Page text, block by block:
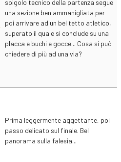
spigolo tecnico della partenza segue
una sezione ben ammanigliata per
poi arrivare ad un bel tetto atletico,
superato il quale si conclude su una
placca e buchi e gocce... Cosa si può
chiedere di più ad una via?
Prima leggermente aggettante, poi
passo delicato sul finale. Bel
panorama sulla falesia...